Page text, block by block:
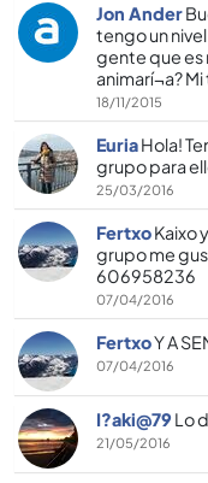
Jon Ander
tengo un
gente que es
animarí¬a?
18/11/2015
EuriaHola!
grupo para
25/03/2016
FertxoKaixo
grupo me
606958236
07/04/2016
FertxoY A
07/04/2016
I?aki@79Lo
21/05/2016